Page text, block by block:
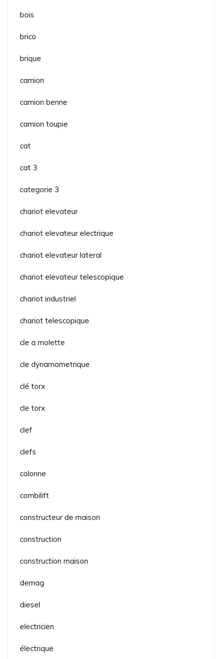
bois
brico
brique
camion
camion benne
camion toupie
cat
cat 3
categorie 3
chariot elevateur
chariot elevateur electrique
chariot elevateur lateral
chariot elevateur telescopique
chariot industriel
chariot telescopique
cle a molette
cle dynamometrique
clé torx
cle torx
clef
clefs
colonne
combilift
constructeur de maison
construction
construction maison
demag
diesel
electricien
électrique